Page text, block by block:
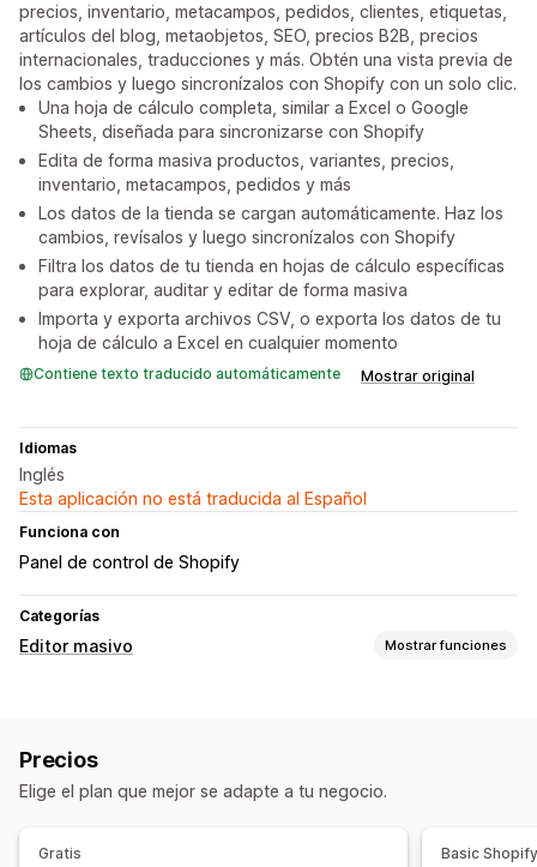
precios, inventario, metacampos, pedidos, clientes, etiquetas,
artículos del blog, metaobjetos, SEO, precios B2B, precios
internacionales, traducciones y más. Obtén una vista previa de
los cambios y luego sincronízalos con Shopify con un solo clic.
Una hoja de cálculo completa, similar a Excel o Google
Sheets, diseñada para sincronizarse con Shopify
Edita de forma masiva productos, variantes, precios,
inventario, metacampos, pedidos y más
Los datos de la tienda se cargan automáticamente. Haz los
cambios, revísalos y luego sincronízalos con Shopify
Filtra los datos de tu tienda en hojas de cálculo específicas
para explorar, auditar y editar de forma masiva
Importa y exporta archivos CSV, o exporta los datos de tu
hoja de cálculo a Excel en cualquier momento
Contiene texto traducido automáticamente Mostrar original
Idiomas
Inglés
Esta aplicación no está traducida al Español
Funciona con
Panel de control de Shopify
Categorías
Editor masivo Mostrar funciones
SKU y códigos de barras
Inventario
Metacampos Colecciones
Precios
Elige el plan que mejor se adapte a tu negocio.
Gratis Basic